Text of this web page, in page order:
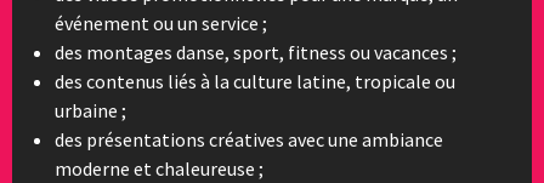
événement ou un service ;
des montages danse, sport, fitness ou vacances ;
des contenus liés à la culture latine, tropicale ou
urbaine ;
des présentations créatives avec une ambiance
moderne et chaleureuse ;